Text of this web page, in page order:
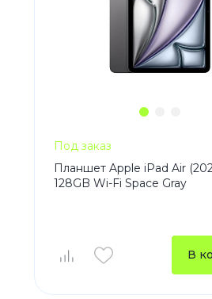
Под заказ
Планшет Apple iPad Air
128GB Wi-Fi Space Gray
В